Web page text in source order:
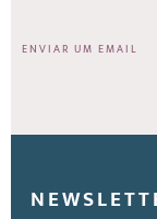
ENVIAR UM EMAIL